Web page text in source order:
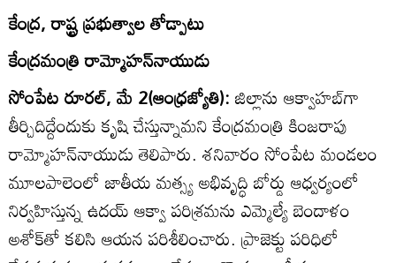
కేంద్ర, రాష్ట్ర ప్రభుత్వాల తోడ్పాటు
కేంద్రమంత్రి రామ్మోహన్‌నాయుడు
సోంపేట రూరల్‌, మే 2(ఆంధ్రజ్యోతి):జిల్లాను ఆక్వాహబ్‌గా
తీర్చిదిద్దేందుకు కృషి చేస్తున్నామని కేంద్రమంత్రి కింజరాపు
రామ్మోహన్‌నాయుడు తెలిపారు. శనివారం సోంపేట మండలం
మూలపాలెంలో జాతీయ మత్స్య అభివృద్ధి బోర్డు ఆధ్వర్యంలో
నిర్వహిస్తున్న ఉదయ్‌ ఆక్వా పరిశ్రమను ఎమ్మెల్యే బెందాళం
అశోక్‌తో కలిసి ఆయన పరిశీలించారు. ప్రాజెక్టు పరిధిలో